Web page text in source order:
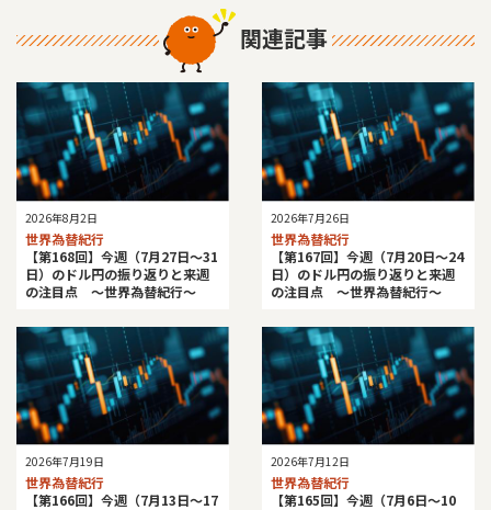
関連記事
2026年8月2日
世界為替紀行
【第168回】今週（7月27日～31
日）のドル円の振り返りと来週
の注目点 ～世界為替紀行～
2026年7月26日
世界為替紀行
【第167回】今週（7月20日～24
日）のドル円の振り返りと来週
の注目点 ～世界為替紀行～
2026年7月19日
世界為替紀行
【第166回】今週（7月13日～17
2026年7月12日
世界為替紀行
【第165回】今週（7月6日～10